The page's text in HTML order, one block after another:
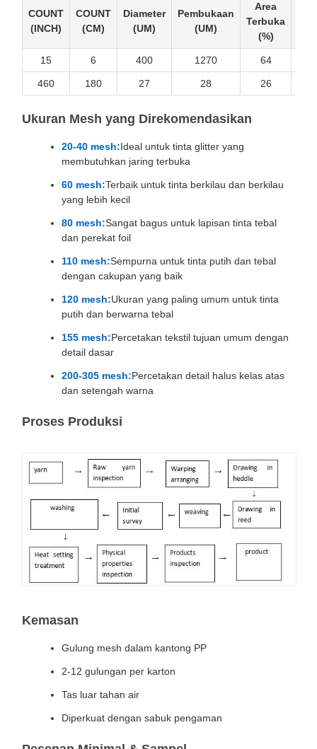
COUNT
(INCH)
COUNT
(CM)
Diameter
(UM)
Pembukaan
(UM)
Area
Terbuka
(%)
15 6 400 1270 64
460 180 27 28 26
Ukuran Mesh yang Direkomendasikan
20-40 mesh:Ideal untuk tinta glitter yang
membutuhkan jaring terbuka
60 mesh:Terbaik untuk tinta berkilau dan berkilau
yang lebih kecil
80 mesh:Sangat bagus untuk lapisan tinta tebal
dan perekat foil
110 mesh:Sempurna untuk tinta putih dan tebal
dengan cakupan yang baik
120 mesh:Ukuran yang paling umum untuk tinta
putih dan berwarna tebal
155 mesh:Percetakan tekstil tujuan umum dengan
detail dasar
200-305 mesh:Percetakan detail halus kelas atas
dan setengah warna
Proses Produksi
Kemasan
Gulung mesh dalam kantong PP
2-12 gulungan per karton
Tas luar tahan air
Diperkuat dengan sabuk pengaman